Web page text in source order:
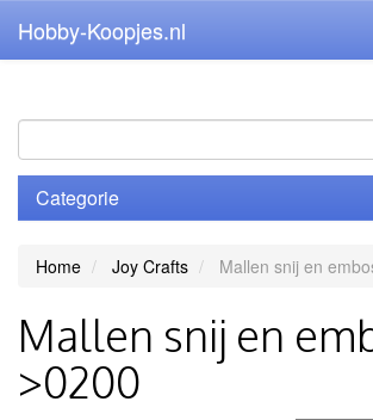
Hobby-Koopjes.nl
Categorie
Home Joy Crafts Mallen snij en
Mallen snij en
>0200